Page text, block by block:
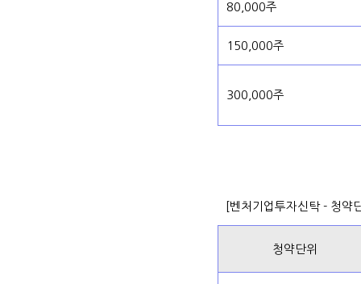
80,000주
150,000주
300,000주
[벤처기업투자신탁 - 청약
청약단위